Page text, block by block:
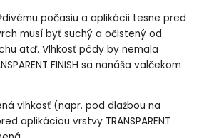
počasiu a aplikácii tesne pred
musí byť suchý a očistený od
atď. Vlhkosť pôdy by nemala
FINISH sa nanáša valčekom
vlhkosť (napr. pod dlažbou na
aplikáciou vrstvy TRANSPARENT